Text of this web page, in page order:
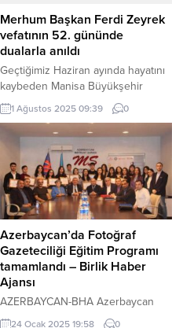
Merhum Başkan Ferdi Zeyrek
vefatının 52. gününde
dualarla anıldı
Geçtiğimiz Haziran ayında hayatını
kaybeden Manisa Büyükşehir
Belediye Başkanı Ferdi Zeyrek,
vefatının 52. gününde Büyükşehir
Belediyesi tarafından düzenlenen
programlarla anıldı. MANİSA (İGFA)
– Elim bir kaza sonucu yaşama
veda eden Başkan Ferdi Zeyrek
için ilk olarak Çatal Mezarlığı’ndaki
kabri başında dualar eşliğinde
anma programı gerçekleştirildi.
Manisa Büyükşehir Belediye
Başkanvekili Erdinç...
1 Ağustos 2025 09:39 0
Azerbaycan’da Fotoğraf
Gazeteciliği Eğitim Programı
tamamlandı – Birlik Haber
Ajansı
AZERBAYCAN-BHA Azerbaycan
Milli Basını’nın 150. yılına ithafen
24 Ocak 2025 19:58 0